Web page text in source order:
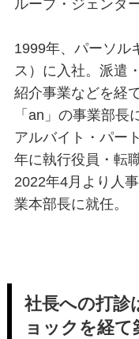
ループ・ジェンダ
1999年、パーソル
ス）に入社。派遣
紹介事業などを経
「an」の事業部長
アルバイト・パー
年に執行役員・転
2022年4月より人
業本部長に就任。
社長への打診
ョックを経